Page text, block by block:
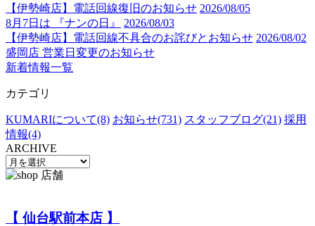
【伊勢崎店】電話回線復旧のお知らせ 2026/08/05
8月7日は 『ナンの日』
2026/08/03
【伊勢崎店】電話回線不具合のお詫びとお知らせ 2026/08/02
盛岡店 営業日変更のお知らせ
新着情報一覧
カテゴリ
KUMARIについて(8) お知らせ(731) スタッフブログ(21) 採用
情報(4)
ARCHIVE
【 仙台駅前本店 】